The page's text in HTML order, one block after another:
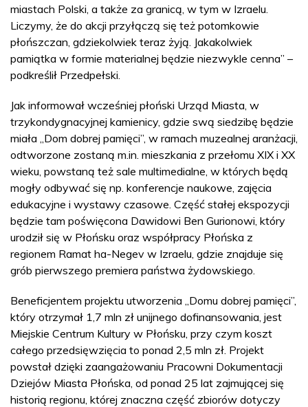
miastach Polski, a także za granicą, w tym w Izraelu.
Liczymy, że do akcji przyłączą się też potomkowie
płońszczan, gdziekolwiek teraz żyją. Jakakolwiek
pamiątka w formie materialnej będzie niezwykle cenna” –
podkreślił Przedpełski.
Jak informował wcześniej płoński Urząd Miasta, w
trzykondygnacyjnej kamienicy, gdzie swą siedzibę będzie
miała „Dom dobrej pamięci”, w ramach muzealnej aranżacji,
odtworzone zostaną m.in. mieszkania z przełomu XIX i XX
wieku, powstaną też sale multimedialne, w których będą
mogły odbywać się np. konferencje naukowe, zajęcia
edukacyjne i wystawy czasowe. Część stałej ekspozycji
będzie tam poświęcona Dawidowi Ben Gurionowi, który
urodził się w Płońsku oraz współpracy Płońska z
regionem Ramat ha-Negev w Izraelu, gdzie znajduje się
grób pierwszego premiera państwa żydowskiego.
Beneficjentem projektu utworzenia „Domu dobrej pamięci”,
który otrzymał 1,7 mln zł unijnego dofinansowania, jest
Miejskie Centrum Kultury w Płońsku, przy czym koszt
całego przedsięwzięcia to ponad 2,5 mln zł. Projekt
powstał dzięki zaangażowaniu Pracowni Dokumentacji
Dziejów Miasta Płońska, od ponad 25 lat zajmującej się
historią regionu, której znaczna część zbiorów dotyczy